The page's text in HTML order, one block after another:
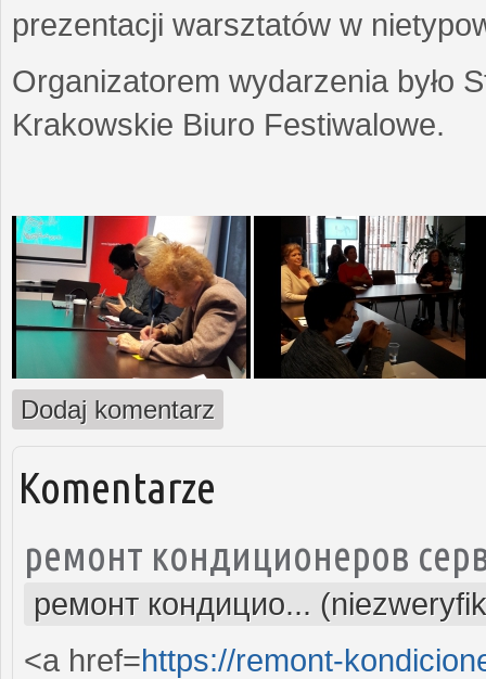
prezentacji warsztatów w
Organizatorem wydarzenia było
Krakowskie Biuro Festiwalowe.
Dodaj komentarz
Komentarze
ремонт кондиционеров
ремонт кондицио...
<a href=https://remont-